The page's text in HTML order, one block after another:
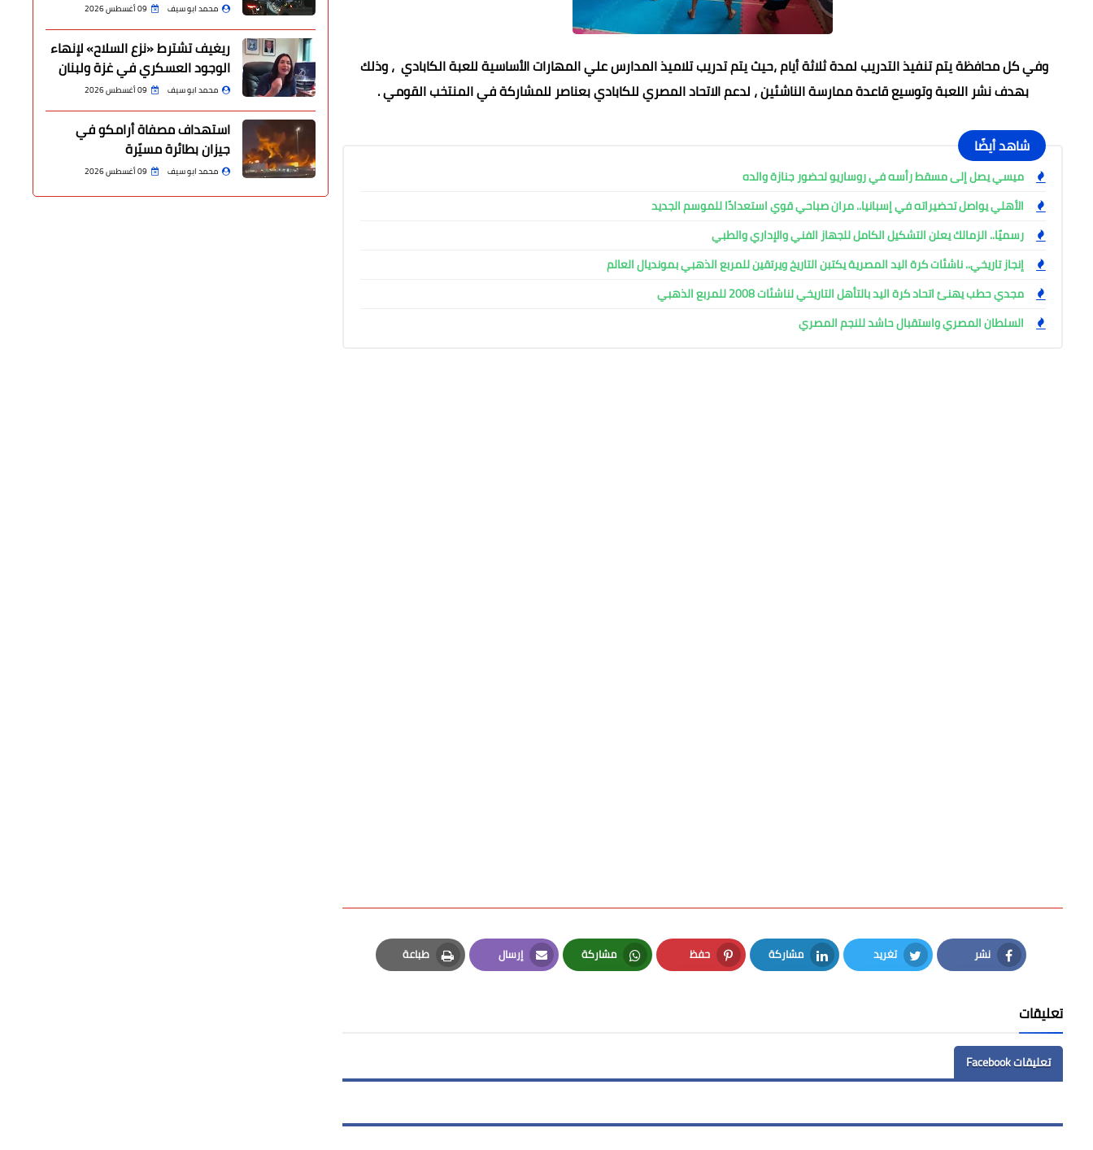
وفي كل محافظة يتم تنفيذ التدريب لمدة ثلاثة أيام ،حيث يتم تدريب تلاميذ المدارس علي المهارات الأساسية للعبة الكابادي ، وذلك
بهدف نشر اللعبة وتوسيع قاعدة ممارسة الناشئين ، لدعم الاتحاد المصري للكابادي بعناصر للمشاركة في المنتخب القومي .
شاهد أيضًا
ميسي يصل إلى مسقط رأسه في روساريو لحضور جنازة والده
الأهلي يواصل تحضيراته في إسبانيا.. مران صباحي قوي استعدادًا للموسم الجديد
رسميًا.. الزمالك يعلن التشكيل الكامل للجهاز الفني والإداري والطبي
إنجاز تاريخي.. ناشئات كرة اليد المصرية يكتبن التاريخ ويرتقين للمربع الذهبي بمونديال العالم
مجدي حطب يهنئ اتحاد كرة اليد بالتأهل التاريخي لناشئات 2008 للمربع الذهبي
السلطان المصري واستقبال حاشد للنجم المصري
نشر
Facebook
تغريد
Twitter
مشاركة
LinkedIn
حفظ
Pinterest
مشاركة
Whatsapp
إرسال
Email
طباعة
Print
تعليقات
تعليقات Facebook
محمد ابو سيف 09 أغسطس 2026
ريغيف تشترط «نزع السلاح» لإنهاء
الوجود العسكري في غزة ولبنان
محمد ابو سيف 09 أغسطس 2026
استهداف مصفاة أرامكو في
جيزان بطائرة مسيّرة
محمد ابو سيف 09 أغسطس 2026